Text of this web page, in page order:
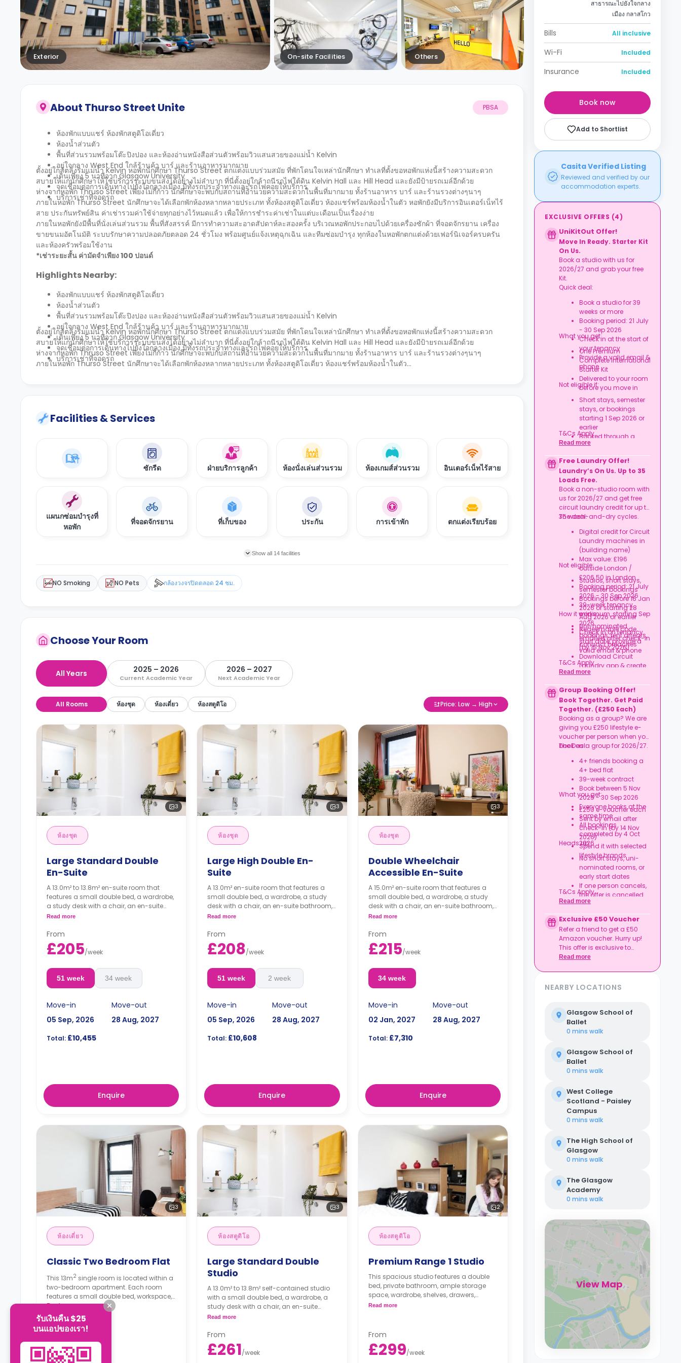
Exterior On-site Facilities Others
About Thurso Street Unite PBSA
ห้องพักแบบแชร์ ห้องพักสตูดิโอเดี่ยว
ห้องน้ำส่วนตัว
พื้นที่ส่วนรวมพร้อมโต๊ะปิงปอง และห้องอ่านหนังสือส่วนตัวพร้อมวิวแสนสวยของแม่น้ำ Kelvin
อยู่ใจกลาง West End ใกล้ร้านค้า บาร์ และร้านอาหารมากมาย
เดินเพียง 5 นาทีจาก Glasgow University
จุดเชื่อมต่อการเดินทางไปยังใจกลางเมือง มีทั้งรถประจำทางและรถไฟคอยให้บริการ
บริการเช่าที่จอดรถ
ตั้งอยู่ใกล้ตลิ่งริมแม่น้ำ Kelvin หอพักนักศึกษา Thurso Street ตกแต่งแบบร่วมสมัย ที่พักโดนใจเหล่านักศึกษา ทำเลที่ตั้งขอหอพักแห่งนี้สร้างความสะดวก
สบายให้แก่นักศึกษาให้ใช้บริการระบบขนส่งได้อย่างไม่ลำบาก ที่นี่ตั้งอยู่ใกล้าถนีรถไฟใต้ดิน Kelvin Hall และ Hill Head และยังมีป้ายรถเมล์อีกด้วย
ห่างจากหอพัก Thruso Street เพียงไม่กี่ก้าว นักศึกษาจะพบกับสถานที่อำนวยความสะดวกในพื้นที่มากมาย ทั้งร้านอาหาร บาร์ และร้านรวงต่างๆนาๆ
ภายในหอพัก Thurso Street นักศึกษาจะได้เลือกพักห้องหลากหลายประเภท ทั้งห้องสตูดิโอเดี่ยว ห้องแชร์พร้อมห้องน้ำในตัว หอพักยังมีบริการอินเตอร์เน็ทไร้
สาย ประกันทรัพย์สิน ค่าเช่ารวมค่าใช้จ่ายทุกอย่างไว้หมดแล้ว เพื่อให้การชำระค่าเช่าในแต่บะเดือนเป็นเรื่องง่าย
ภายในหอพักยังมีพื้นที่นั่งเล่นส่วนรวม พื้นที่สังสรรค์ มีการทำความสะอาดสัปดาห์ละสองครั้ง บริเวณหอพักประกอบไปด้วยเครื่องซักผ้า ที่จอดจักรยาน เครื่อง
ขายขนมอัตโนมัติ ระบบรักษาความปลอดภัยตลอด 24 ชั่วโมง พร้อมศูนย์แจ้งเหตุฉุกเฉิน และทีมซ่อมบำรุง ทุกห้องในหอพักตกแต่งด้วยเฟอร์นิเจอร์ครบครัน
และห้องครัวพร้อมใช้งาน
*เช่าระยะสั้น ค่ามัดจำเพียง 100 ปอนด์
Highlights Nearby:
ห้องพักแบบแชร์ ห้องพักสตูดิโอเดี่ยว
ห้องน้ำส่วนตัว
พื้นที่ส่วนรวมพร้อมโต๊ะปิงปอง และห้องอ่านหนังสือส่วนตัวพร้อมวิวแสนสวยของแม่น้ำ Kelvin
อยู่ใจกลาง West End ใกล้ร้านค้า บาร์ และร้านอาหารมากมาย
เดินเพียง 5 นาทีจาก Glasgow University
จุดเชื่อมต่อการเดินทางไปยังใจกลางเมือง มีทั้งรถประจำทางและรถไฟคอยให้บริการ
บริการเช่าที่จอดรถ
ตั้งอยู่ใกล้ตลิ่งริมแม่น้ำ Kelvin หอพักนักศึกษา Thurso Street ตกแต่งแบบร่วมสมัย ที่พักโดนใจเหล่านักศึกษา ทำเลที่ตั้งขอหอพักแห่งนี้สร้างความสะดวก
สบายให้แก่นักศึกษาให้ใช้บริการระบบขนส่งได้อย่างไม่ลำบาก ที่นี่ตั้งอยู่ใกล้าถนีรถไฟใต้ดิน Kelvin Hall และ Hill Head และยังมีป้ายรถเมล์อีกด้วย
ห่างจากหอพัก Thruso Street เพียงไม่กี่ก้าว นักศึกษาจะพบกับสถานที่อำนวยความสะดวกในพื้นที่มากมาย ทั้งร้านอาหาร บาร์ และร้านรวงต่างๆนาๆ
ภายในหอพัก Thurso Street นักศึกษาจะได้เลือกพักห้องหลากหลายประเภท ทั้งห้องสตูดิโอเดี่ยว ห้องแชร์พร้อมห้องน้ำในตัว...
Facilities & Services
ซักรีด ฝ่ายบริการลูกค้า ห้องนั่งเล่นส่วนรวม ห้องเกมส์ส่วนรวม อินเตอร์เน็ทไร้สาย
แผนกซ่อมบำรุงที่
หอพัก
ที่จอดจักรยาน ที่เก็บของ ประกัน การเข้าพัก ตกแต่งเรียบร้อย
Show all 14 facilities
NO Smoking NO Pets กล้องวงจรปิดตลอด 24 ชม.
Choose Your Room
All Years 2025 – 2026
Current Academic Year
2026 – 2027
Next Academic Year
All Rooms ห้องชุด ห้องเดี่ยว ห้องสตูดิโอ Price: Low → High
3
ห้องชุด
Large Standard Double
En-Suite
A 13.0m² to 13.8m² en-suite room that
features a small double bed, a wardrobe,
a study desk with a chair, an en-suite
bathroom, a shared living area and a
microwave.
Read more
From
£205/week
51 week 34 week
Move-in
05 Sep, 2026
Move-out
28 Aug, 2027
Total: £10,455
Enquire
3
ห้องชุด
Large High Double En-
Suite
A 13.0m² en-suite room that features a
small double bed, a wardrobe, a study
desk with a chair, an en-suite bathroom,
a shared living area and a kitchen that
Read more
From
£208/week
51 week 2 week
Move-in
05 Sep, 2026
Move-out
28 Aug, 2027
Total: £10,608
Enquire
3
ห้องชุด
Double Wheelchair
Accessible En-Suite
A 15.0m² en-suite room that features a
small double bed, a wardrobe, a study
desk with a chair, an en-suite bathroom,
a shared living area and a kitchen that
Read more
From
£215/week
34 week
Move-in
02 Jan, 2027
Move-out
28 Aug, 2027
Total:£7,310
Enquire
3
ห้องเดี่ยว
Classic Two Bedroom Flat
This 13m2 single room is located within a
two-bedroom apartment. Each room
features a small double bed, workspace,
ample storage space, large wardrobe,
and under-bed storage. There is a
bathroom and a modern kitchen shared
with one student.
Read more
From
£260/
3
ห้องสตูดิโอ
Large Standard Double
Studio
A 13.0m² to 13.8m² self-contained studio
with a small double bed, a wardrobe, a
study desk with a chair, an en-suite
bathroom, and a kitchenette.
Read more
From
£261/week
2
ห้องสตูดิโอ
Premium Range 1 Studio
This spacious studio features a double
bed, private bathroom, ample storage
space, wardrobe, shelves, drawers,
under-bed storage, large workspace,
occupancy.
Read more
From
£299/week
สาธารณะไปยังใจกลาง
เมือง กลาสโกว
Bills All inclusive
Wi-Fi Included
Insurance Included
Book now
Add to Shortlist
Casita Verified Listing
Reviewed and verified by our
accommodation experts.
EXCLUSIVE OFFERS (4)
UniKitOut Offer!
Move In Ready. Starter Kit
On Us.
Book a studio with us for
2026/27 and grab your free
Kit.
Quick deal:
Book a studio for 39
weeks or more
Booking period: 21 July
- 30 Sep 2026
Check in at the start of
your tenancy
Provide a valid email &
phone
What you get:
One Premium
Complete International
Starter Kit
Delivered to your room
before you move in
Not eligible if:
Short stays, semester
stays, or bookings
starting 1 Sep 2026 or
earlier
Booked through a
university/nominations
agreement
Rent arrears or tenancy
breaches
Booking not completed
by 7 Oct 2026
Room type other than
a studio
Book your studio, move
in prepared, and get
your starter kit ready for
day one.
T&Cs Apply.
Read more
Free Laundry Offer!
Laundry’s On Us. Up to 35
Loads Free.
Book a non-studio room with
us for 2026/27 and get free
circuit laundry credit for up to
35 wash-and-dry cycles.
The deal:
Digital credit for Circuit
Laundry machines in
(building name)
Max value: £196
outside London /
£206.50 in London
Booking period: 21 July
2026 - 30 Sep 2026
39-week tenancy
minimum, starting Sep
2026
Check in on tenancy
start date, provide a
valid email & phone
Not eligible:
Studios, short stays,
semester bookings
Bookings before 16 Jan
2026 or starting 28
Aug 2026 or earlier
Uni-nominated
bookings, rent arrears,
contract breaches
How it works:
Redeemable code
emailed after check-in
(by 15 Nov 2026)
Download Circuit
Laundry app & create
an account
Credit used per cycle
(£3.50/£2.10 outside
London, £3.70/£2.20 in
London)
Expires at tenancy end,
no cash value
Book your room, skip
laundry stress, and
enjoy a year of free
washes.
T&Cs Apply.
Read more
Group Booking Offer!
Book Together. Get Paid
Together. (£250 Each)
Booking as a group? We are
giving you £250 lifestyle e-
voucher per person when you
book as a group for 2026/27.
The Deal:
4+ friends booking a
4+ bed flat
39-week contract
Book between 5 Nov
2025 - 30 Sep 2026
Everyone books at the
same time
All bookings
completed by 4 Oct
2026
What you get:
£250 e-voucher each
Sent by email after
check-in (by 14 Nov
2026)
Spend it with selected
lifestyle brands
Heads up:
No short stays, uni-
nominated rooms, or
early start dates
If one person cancels,
the offer is cancelled
Rent must be fully up
to date
Book together, move in
together, and get
rewarded.
T&Cs Apply.
Read more
Exclusive £50 Voucher
Refer a friend to get a £50
Amazon voucher. Hurry up!
This offer is exclusive to
Casita.
Read more
NEARBY LOCATIONS
Glasgow School of
Ballet
0 mins walk
Glasgow School of
Ballet
0 mins walk
West College
Scotland - Paisley
Campus
0 mins walk
The High School of
Glasgow
0 mins walk
The Glasgow
Academy
0 mins walk
View Map
รับเงินคืน $25
บนแอปของเรา!